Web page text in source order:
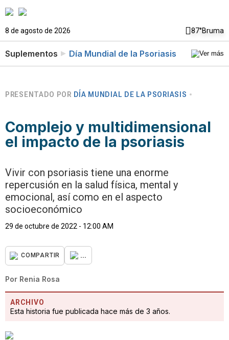
8 de agosto de 2026 87°Bruma
Suplementos Día Mundial de la Psoriasis
PRESENTADO POR DÍA MUNDIAL DE LA PSORIASIS
Complejo y multidimensional
el impacto de la psoriasis
Vivir con psoriasis tiene una enorme
repercusión en la salud física, mental y
emocional, así como en el aspecto
socioeconómico
29 de octubre de 2022 - 12:00 AM
COMPARTIR ...
Por Renia Rosa
ARCHIVO
Esta historia fue publicada hace más de 3 años.